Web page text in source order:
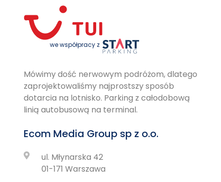
we współpracy z
Mówimy dość nerwowym podróżom, dlatego
zaprojektowaliśmy najprostszy sposób
dotarcia na lotnisko. Parking z całodobową
linią autobusową na terminal.
Ecom Media Group sp z o.o.
ul. Młynarska 42
01-171 Warszawa